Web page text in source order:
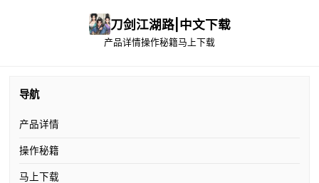
刀剑江湖路|中文下载
产品详情操作秘籍马上下载
导航
产品详情
操作秘籍
马上下载